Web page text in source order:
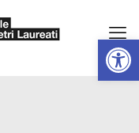
Apri